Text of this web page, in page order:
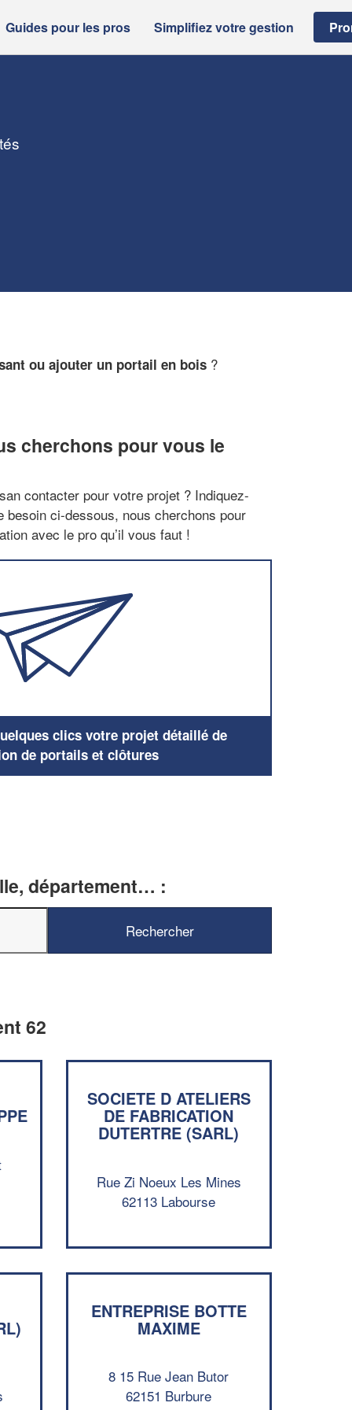
Guides pour les pros Simplifiez votre gestion
ou ajouter un portail en bois ?
cherchons pour vous le
contacter pour votre projet ? Indiquez-
besoin ci-dessous, nous cherchons pour
avec le pro qu’il vous faut !
clics votre projet détaillé de
de portails et clôtures
département… :
62
SOCIETE D ATELIERS
DE FABRICATION
DUTERTRE (SARL)
Rue Zi Noeux Les Mines
62113 Labourse
ENTREPRISE BOTTE
MAXIME
8 15 Rue Jean Butor
62151 Burbure
✕
Vous êtes un
Augmentez votre
nouveaux clients!